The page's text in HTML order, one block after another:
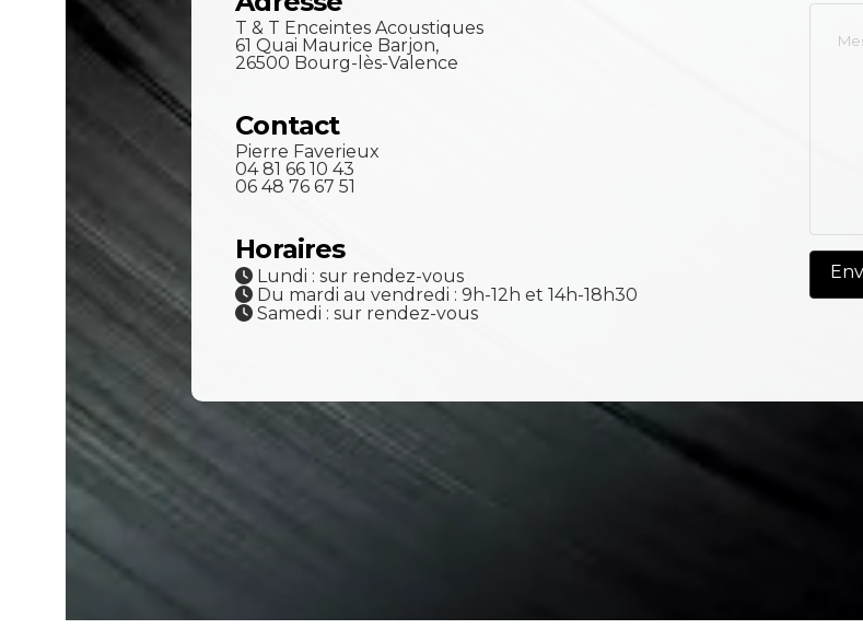
T & T Enceintes Acoustiques
61 Quai Maurice Barjon,
26500 Bourg-lès-Valence
Contact
Pierre Faverieux
04 81 66 10 43
06 48 76 67 51
Horaires
Lundi : sur rendez-vous
Du mardi au vendredi : 9h-12h et 14h-18h30
Samedi : sur rendez-vous